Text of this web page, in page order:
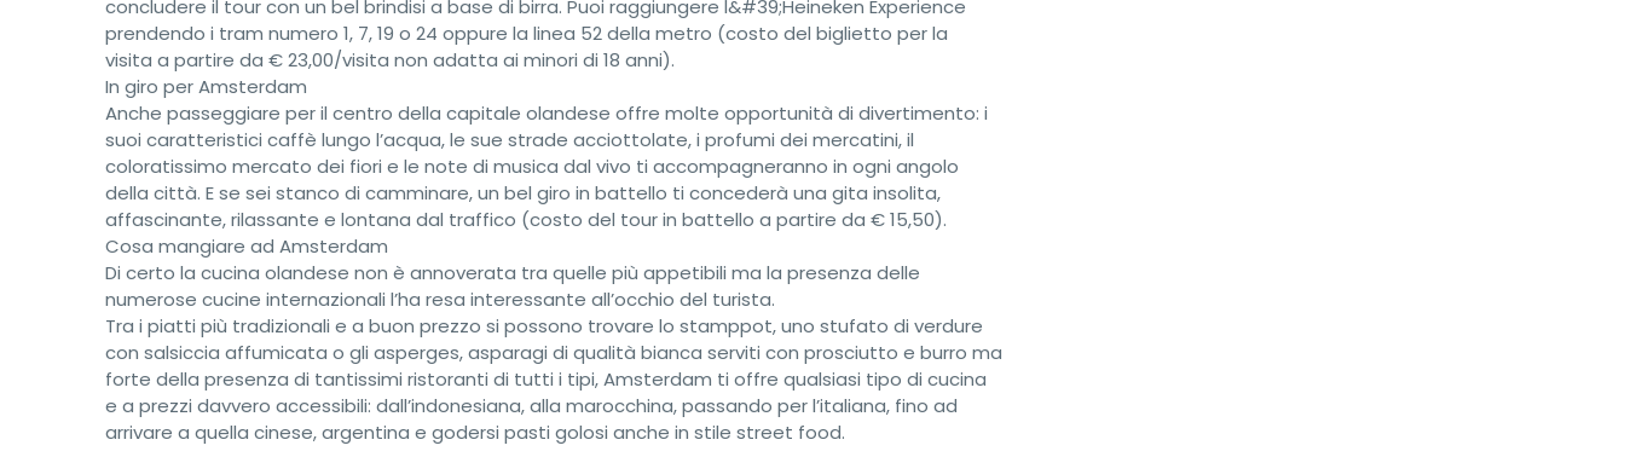
concludere il tour con un bel brindisi a base di birra. Puoi raggiungere l&#39;Heineken Experience
prendendo i tram numero 1, 7, 19 o 24 oppure la linea 52 della metro (costo del biglietto per la
visita a partire da € 23,00/visita non adatta ai minori di 18 anni).
In giro per Amsterdam
Anche passeggiare per il centro della capitale olandese offre molte opportunità di divertimento: i
suoi caratteristici caffè lungo l’acqua, le sue strade acciottolate, i profumi dei mercatini, il
coloratissimo mercato dei fiori e le note di musica dal vivo ti accompagneranno in ogni angolo
della città. E se sei stanco di camminare, un bel giro in battello ti concederà una gita insolita,
affascinante, rilassante e lontana dal traffico (costo del tour in battello a partire da € 15,50).
Cosa mangiare ad Amsterdam
Di certo la cucina olandese non è annoverata tra quelle più appetibili ma la presenza delle
numerose cucine internazionali l’ha resa interessante all’occhio del turista.
Tra i piatti più tradizionali e a buon prezzo si possono trovare lo stamppot, uno stufato di verdure
con salsiccia affumicata o gli asperges, asparagi di qualità bianca serviti con prosciutto e burro ma
forte della presenza di tantissimi ristoranti di tutti i tipi, Amsterdam ti offre qualsiasi tipo di cucina
e a prezzi davvero accessibili: dall’indonesiana, alla marocchina, passando per l’italiana, fino ad
arrivare a quella cinese, argentina e godersi pasti golosi anche in stile street food.